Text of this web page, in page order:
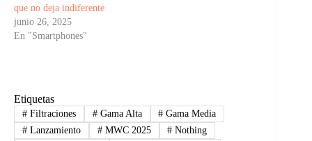
que no deja indiferente
junio 26, 2025
En "Smartphones"
Etiquetas
#Filtraciones #Gama Alta # Gama Media
#Lanzamiento #MWC 2025 # Nothing